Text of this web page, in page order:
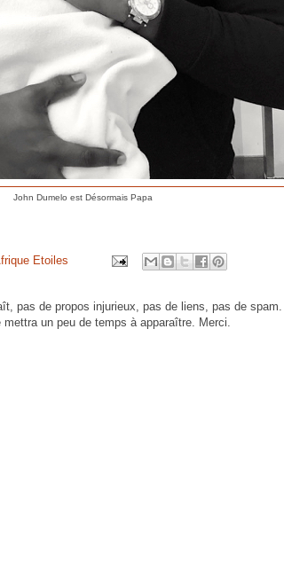
John Dumelo est Désormais Papa
Etoiles
pas de propos injurieux, pas de liens, pas de
mettra un peu de temps à apparaître. Merci.